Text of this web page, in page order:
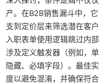
产。在B2B销售漏斗中，
支到定价层来筛选潜在客
入职表单使用逻辑跳过内
涉及定义触发器（例如，
隐藏、必填字段）。最佳
度以避免混淆，并确保符